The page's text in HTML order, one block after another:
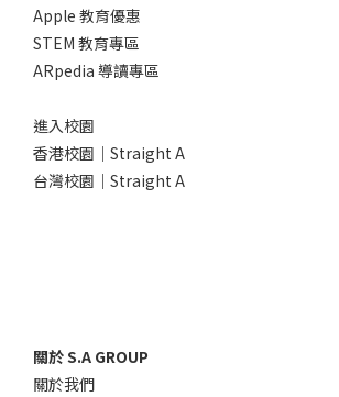
Apple 教育優惠
STEM 教育專區
ARpedia 導讀專區
進入校園
香港校園｜Straight A
台灣校園｜Straight A
關於 S.A GROUP
關於我們